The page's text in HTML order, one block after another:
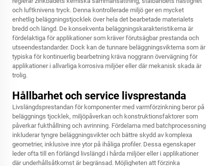
och luftknivens tryck. Denna kontrollerade miljö ger en mycket
enhetlig beläggningstjocklek över hela det bearbetade materialets
bredd och längd. De konsekventa beläggningskarakteristikerna är
fördelaktiga för applikationer som kräver förutsägbar prestanda och
utseendestandarder. Dock kan de tunnare beläggningsvikterna som är
typiska för kontinuerlig bearbetning kräva noggrann övervägning för
applikationer i allvarliga korrosiva miljöer eller där mekanisk skada är
trolig.
Hållbarhet och service livsprestanda
Livslängdsprestandan för komponenter med varmförzinkning beror på
beläggnings tjocklek, miljöpåverkan och konstruktionsfaktorer som
påverkar fukthållning och avrinning. Fördelarna med batchprocessning
inkluderar tyngre beläggningsvikter och bättre skydd av komplexa
geometrier, inklusive inre ytor på ihåliga profiler. Dessa egenskaper
leder ofta till en förlängd livslängd i hårda miljöer eller i applikationer
där underhållsåtkomst är begränsad. Möjligheten att förzinka